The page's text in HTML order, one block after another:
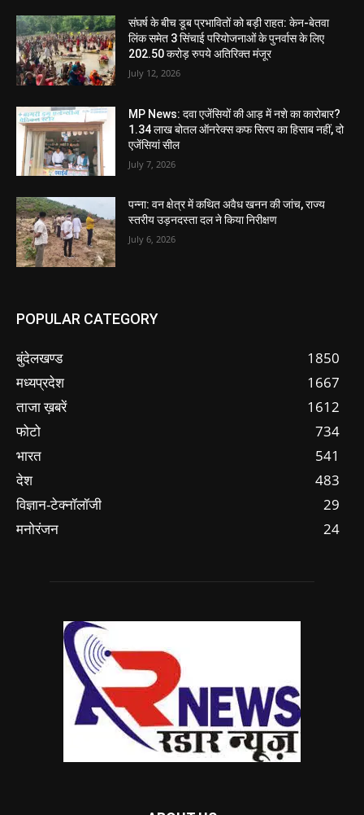
संघर्ष के बीच डूब प्रभावितों को बड़ी राहत: केन-बेतवा
लिंक समेत 3 सिंचाई परियोजनाओं के पुनर्वास के लिए
202.50 करोड़ रुपये अतिरिक्त मंजूर
July 12, 2026
MP News: दवा एजेंसियों की आड़ में नशे का कारोबार?
1.34 लाख बोतल ऑनरेक्स कफ सिरप का हिसाब नहीं, दो
एजेंसियां सील
July 7, 2026
पन्ना: वन क्षेत्र में कथित अवैध खनन की जांच, राज्य
स्तरीय उड़नदस्ता दल ने किया निरीक्षण
July 6, 2026
POPULAR CATEGORY
बुंदेलखण्ड
1850
मध्यप्रदेश
1667
ताजा ख़बरें
1612
फोटो
734
भारत
541
देश
483
विज्ञान-टेक्नॉलॉजी
29
मनोरंजन
24